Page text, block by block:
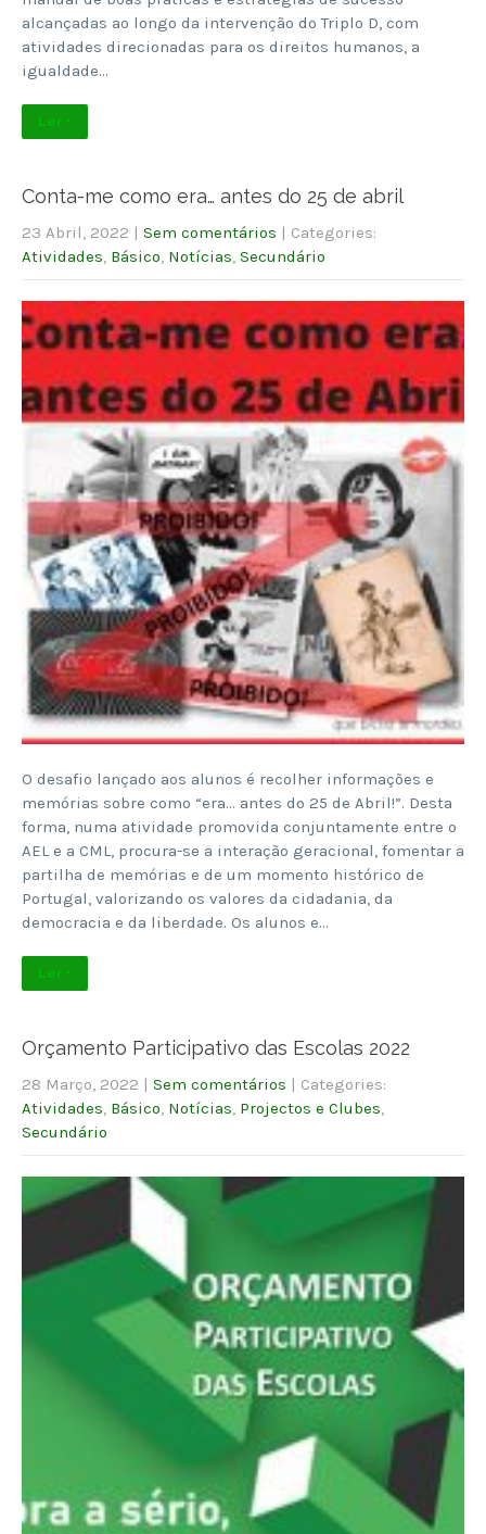
alcançadas ao longo da intervenção do Triplo D, com
atividades direcionadas para os direitos humanos, a
igualdade…
Ler +
Conta-me como era… antes do 25 de abril
23 Abril, 2022 | Sem comentários | Categories:
Atividades Básico Notícias Secundário
O desafio lançado aos alunos é recolher informações e
memórias sobre como “era… antes do 25 de Abril!”. Desta
forma, numa atividade promovida conjuntamente entre o
AEL e a CML, procura-se a interação geracional, fomentar a
partilha de memórias e de um momento histórico de
Portugal, valorizando os valores da cidadania, da
democracia e da liberdade. Os alunos e…
Ler +
Orçamento Participativo das Escolas 2022
28 Março, 2022 | Sem comentários | Categories:
Atividades Básico Notícias Projectos e Clubes
Secundário